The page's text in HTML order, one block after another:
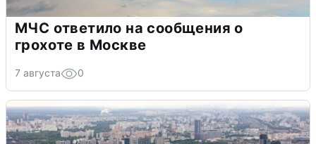
МЧС ответило на сообщения о
грохоте в Москве
7 августа 0